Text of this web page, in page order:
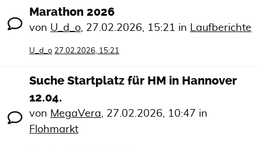
Marathon 2026
von U_d_o, 27.02.2026, 15:21 in Laufberichte
U_d_o 27.02.2026, 15:21
Suche Startplatz für HM in Hannover
12.04.
von MegaVera, 27.02.2026, 10:47 in
Flohmarkt